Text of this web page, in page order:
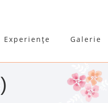
Experiențe Galerie